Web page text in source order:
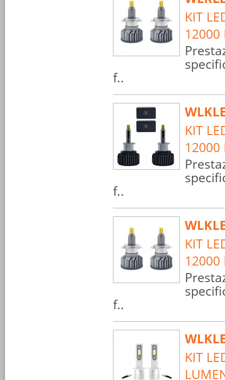
KIT
12000
f..
KIT
12000
f..
KIT
12000
f..
KIT